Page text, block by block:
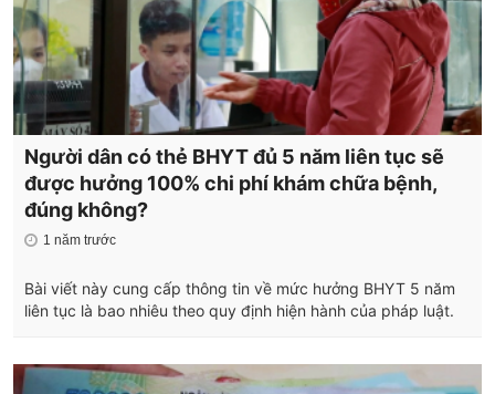
Người dân có thẻ BHYT đủ 5 năm liên tục sẽ
được hưởng 100% chi phí khám chữa bệnh,
đúng không?
1 năm trước
Bài viết này cung cấp thông tin về mức hưởng BHYT 5 năm
liên tục là bao nhiêu theo quy định hiện hành của pháp luật.